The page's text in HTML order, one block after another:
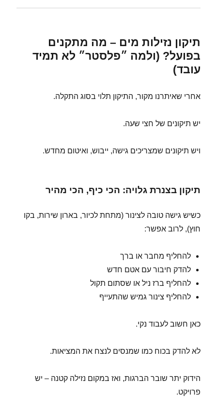
תיקון נזילות מים – מה מתקנים
בפועל? (ולמה ״פלסטר״ לא תמיד
עובד)
אחרי שאיתרנו מקור, התיקון תלוי בסוג התקלה.
יש תיקונים של חצי שעה.
ויש תיקונים שמצריכים גישה, ייבוש, ואיטום מחדש.
תיקון בצנרת גלויה: הכי כיף, הכי מהיר
כשיש גישה טובה לצינור (מתחת לכיור, בארון שירות, בקו
חוץ), לרוב אפשר:
להחליף מחבר או ברך
להדק חיבור עם אטם חדש
להחליף ברז ניל או שסתום תקול
להחליף צינור גמיש שהתעייף
כאן חשוב לעבוד נקי.
לא להדק בכוח כמו שמנסים לנצח את המציאות.
הידוק יתר שובר הברגות, ואז במקום נזילה קטנה – יש
פרויקט.